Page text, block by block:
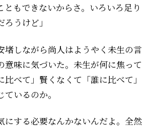
ともできないからさ。いろいろ足り
うけど」
しながら尚人はようやく未生の言
意味に気づいた。未生が何に焦って
比べて」賢くなくて「誰に比べて」
いるのか。
にする必要なんかないんだよ。全然